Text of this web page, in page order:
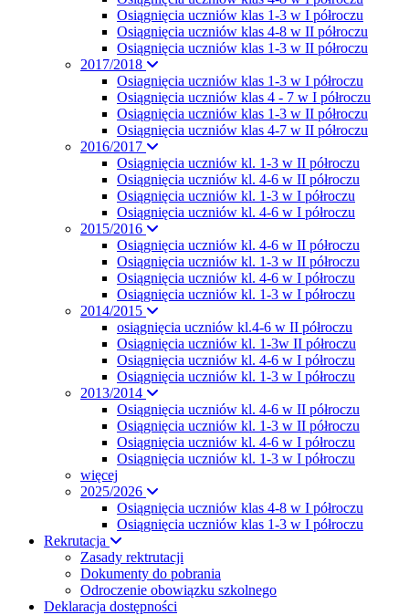
Osiągnięcia uczniów klas 1-3 w I półroczu
Osiągnięcia uczniów klas 4-8 w II półroczu
Osiągnięcia uczniów klas 1-3 w II półroczu
2017/2018
Osiagnięcia uczniów klas 1-3 w I półroczu
Osiągnięcia uczniów klas 4 - 7 w I półroczu
Osiągnięcia uczniów klas 1-3 w II półroczu
Osiągnięcia uczniów klas 4-7 w II półroczu
2016/2017
Osiągnięcia uczniów kl. 1-3 w II półroczu
Osiągnięcia uczniów kl. 4-6 w II półroczu
Osiągnięcia uczniów kl. 1-3 w I półroczu
Osiągnięcia uczniów kl. 4-6 w I półroczu
2015/2016
Osiągnięcia uczniów kl. 4-6 w II półroczu
Osiągnięcia uczniów kl. 1-3 w II półroczu
Osiągnięcia uczniów kl. 4-6 w I półroczu
Osiągnięcia uczniów kl. 1-3 w I półroczu
2014/2015
osiągnięcia uczniów kl.4-6 w II półroczu
Osiągnięcia uczniów kl. 1-3w II półroczu
Osiągnięcia uczniów kl. 4-6 w I półroczu
Osiągnięcia uczniów kl. 1-3 w I półroczu
2013/2014
Osiągnięcia uczniów kl. 4-6 w II półroczu
Osiągnięcia uczniów kl. 1-3 w II półroczu
Osiągnięcia uczniów kl. 4-6 w I półroczu
Osiągnięcia uczniów kl. 1-3 w I półroczu
więcej
2025/2026
Osiągnięcia uczniów klas 4-8 w I półroczu
Osiągnięcia uczniów klas 1-3 w I półroczu
Rekrutacja
Zasady rektrutacji
Dokumenty do pobrania
Odroczenie obowiązku szkolnego
Deklaracja dostępności